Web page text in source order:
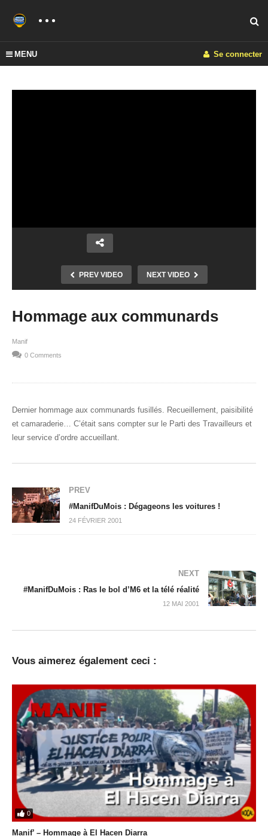
MENU Se connecter
PREV VIDEO NEXT VIDEO
Hommage aux communards
Manif
0 Comments
Dernier hommage aux communards fusillés. Recueillement, paisibilité
et camaraderie… C’était sans compter sur le Parti des Travailleurs et
leur service d’ordre accueillant.
PREV
#ManifDuMois : Dégageons les voitures !
24 FÉVRIER 2001
NEXT
#ManifDuMois : Ras le bol d’M6 et la télé réalité
12 MAI 2001
Vous aimerez également ceci :
0
Manif’ – Hommage à El Hacen Diarra